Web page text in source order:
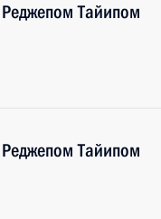
Тайипом
Тайипом